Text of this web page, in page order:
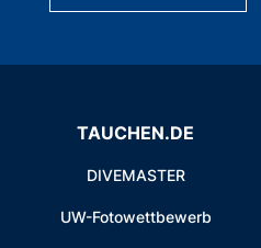
TAUCHEN.DE
DIVEMASTER
UW-Fotowettbewerb